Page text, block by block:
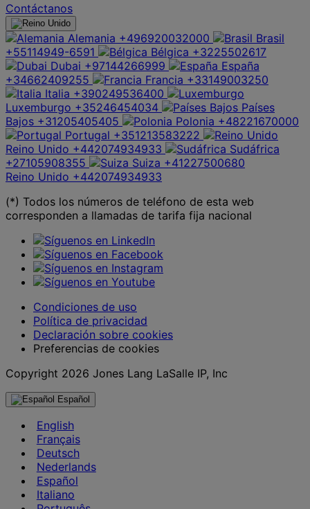
Contáctanos
Alemania +496920032000
Brasil
+55114949-6591
Bélgica +3225502617
Dubai +97144266999
España
+34662409255
Francia +33149003250
Italia +390249536400
Luxemburgo +35246454034
Países
Bajos +31205405405 Polonia +48221670000
Portugal +351213583222
Reino Unido +442074934933
Sudáfrica
+27105908355
Suiza +41227500680
Reino Unido +442074934933
(*) Todos los números de teléfono de esta web
corresponden a llamadas de tarifa fija nacional
Condiciones de uso
Política de privacidad
Declaración sobre cookies
Preferencias de cookies
Copyright 2026 Jones Lang LaSalle IP, Inc
Español
English
Français
Deutsch
Nederlands
Español
Italiano